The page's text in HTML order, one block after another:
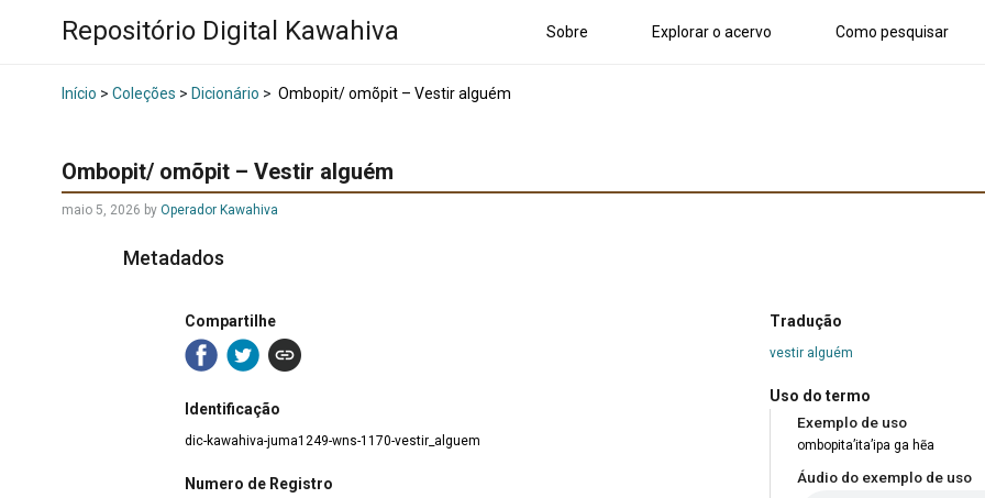
Repositório Digital Kawahiva Sobre Explorar o acervo Como pesquisar
Início > Coleções > Dicionário > Ombopit/ omõpit – Vestir alguém
Ombopit/ omõpit – Vestir alguém
maio 5, 2026 by Operador Kawahiva
Metadados
Compartilhe
Identificação
dic-kawahiva-juma1249-wns-1170-vestir_alguem
Numero de Registro
Tradução
vestir alguém
Uso do termo
Exemplo de uso
ombopita’ita’ipa ga hẽa
Áudio do exemplo de uso